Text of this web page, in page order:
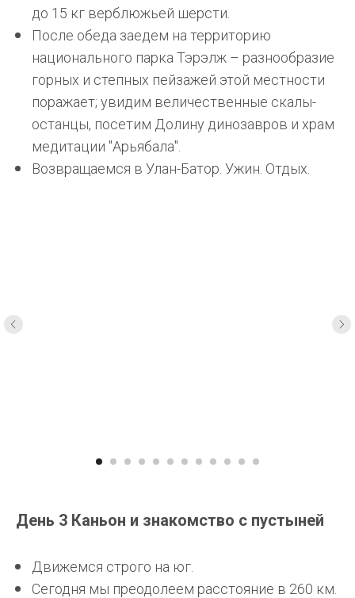
до 15 кг верблюжьей шерсти.
После обеда заедем на территорию
национального парка Тэрэлж – разнообразие
горных и степных пейзажей этой местности
поражает; увидим величественные скалы-
останцы, посетим Долину динозавров и храм
медитации "Арьябала".
Возвращаемся в Улан-Батор. Ужин. Отдых.
День 3 Каньон и знакомство с пустыней
Движемся строго на юг.
Сегодня мы преодолеем расстояние в 260 км.